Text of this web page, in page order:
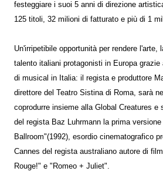
festeggiare i suoi 5 anni di direzione
125 titoli, 32 milioni di fatturato e più di 1
Un'irripetibile opportunità per rendere l'arte,
talento italiani protagonisti in Europa
di musical in Italia: il regista e produttore
direttore del Teatro Sistina di Roma, sarà
coprodurre insieme alla Global Creatures e
del regista Baz Luhrmann la prima
Ballroom"(1992), esordio cinematografico
Cannes del regista australiano autore di
Rouge!" e "Romeo + Juliet".